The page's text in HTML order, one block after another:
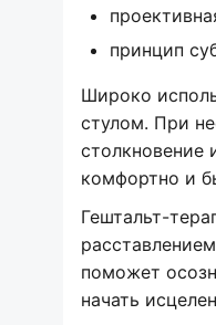
принцип
Широко
стулом. При
столкновение
комфортно и
Гештальт-
поможет
начать